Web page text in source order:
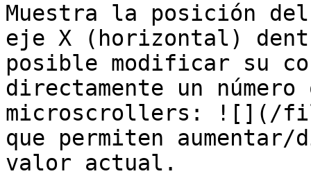
Muestra la posición
eje X (horizontal)
posible modificar su
directamente un
microscrollers: ![](/
que permiten
valor actual.